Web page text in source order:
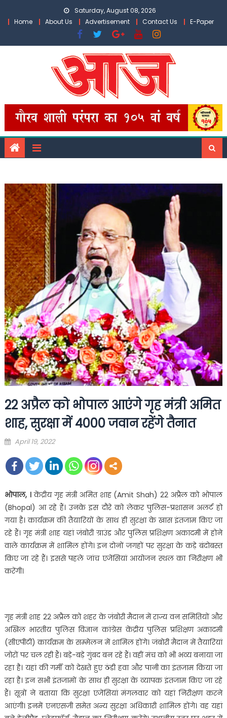
Saturday, August 08, 2026
Home
About Us Advertisement Contact Us E-Paper
22 अप्रैल को भोपाल आएंगे गृह मंत्री अमित
शाह, सुरक्षा में 4000 जवान रहेंगे तैनात
Posted
April 19, 2022
भोपाल, ।केंद्रीय गृह मंत्री अमित शाह (Amit Shah) 22 अप्रैल को भोपाल
(Bhopal) आ रहे हैं। उनके इस दौरे को लेकर पुलिस-प्रशासन अलर्ट हो
गया है। कार्यक्रम की तैयारियों के साथ ही सुरक्षा के खास इंतजाम किए जा
रहे हैं। गृह मंत्री शाह यहां जंबोरी ग्राउंड और पुलिस प्रशिक्षण अकादमी में होने
वाले कार्यक्रम में शामिल होंगे। इन दोनों जगहों पर सुरक्षा के कड़े बंदोबस्त
किए जा रहे हैं। इससे पहले जांच एजेंसियां आयोजन स्थल का निरीक्षण भी
करेंगी।
गृह मंत्री शाह 22 अप्रैल को शहर के जंबोरी मैदान में राज्य वन समितियों और
अखिल भारतीय पुलिस विज्ञान कांग्रेस केंद्रीय पुलिस प्रशिक्षण अकादमी
(सीएपीटी) कार्यक्रम के सम्मेलन में शामिल होंगे। जंबोरी मैदान में तैयारियां
जोरों पर चल रही हैं। बड़े-बड़े गुंबद बन रहे हैं। वहीं मंच को भी भव्य बनाया जा
रहा है। यहां की गर्मी को देखते हुए ठंडी हवा और पानी का इंतजाम किया जा
रहा है। इन सभी इंतजामों के साथ ही सुरक्षा के व्यापक इंतजाम किए जा रहे
हैं। सूत्रों ने बताया कि सुरक्षा एजेंसियां मंगलवार को यहां निरीक्षण करने
आएंगी। इनमें एनएसजी समेत अन्य सुरक्षा अधिकारी शामिल होंगे। वह यहां